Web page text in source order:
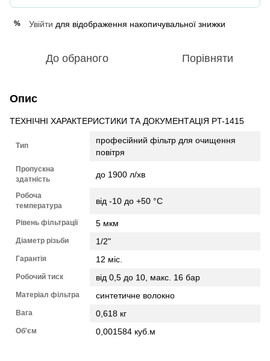
% Увійти для відображення накопичувальної знижки
До обраного Порівняти
Опис
ТЕХНІЧНІ ХАРАКТЕРИСТИКИ ТА ДОКУМЕНТАЦІЯ PT-1415
Тип
професійний фільтр для очищення
повітря
Пропускна
здатність
до 1900 л/хв
Робоча
температура
від -10 до +50 °С
Рівень фільтрації 5 мкм
Діаметр різьби 1/2"
Гарантія 12 міс.
Робочий тиск від 0,5 до 10, макс. 16 бар
Матеріал фільтра синтетичне волокно
Вага 0,618 кг
Об'єм 0,001584 куб.м